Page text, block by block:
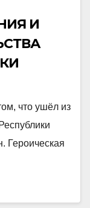
И
что ушёл из
Героическая